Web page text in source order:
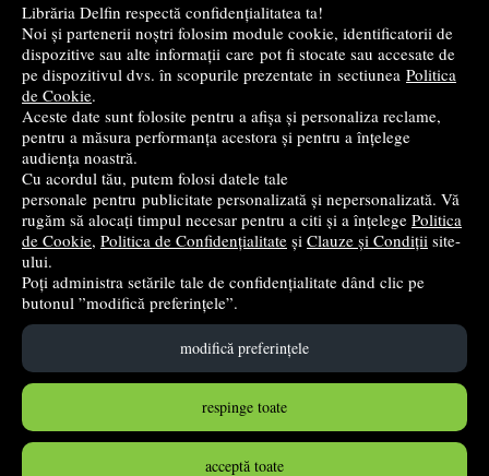
Librăria Delfin respectă confidențialitatea ta!
Noi și partenerii noștri folosim module cookie, identificatorii de
dispozitive sau alte informații care pot fi stocate sau accesate de
pe dispozitivul dvs. în scopurile prezentate in sectiunea Politica
de Cookie.
Aceste date sunt folosite pentru a afișa și personaliza reclame,
pentru a măsura performanța acestora și pentru a înțelege
audiența noastră.
Cu acordul tău, putem folosi datele tale
personale pentru publicitate personalizată și nepersonalizată. Vă
rugăm să alocați timpul necesar pentru a citi și a înțelege Politica
de Cookie, Politica de Confidențialitate și Clauze și Condiții site-
ului.
Poți administra setările tale de confidențialitate dând clic pe
butonul ”modifică preferințele”.
modifică preferințele
respinge toate
acceptă toate
Cele mai bune cărți religioase
Cele mai bune cărți de istorie
Top cărți beletristică
...toate știrile
© 2004 - 2026Grup DZC SRL
Magazin onlinecreat de
Created in 0.0875 sec